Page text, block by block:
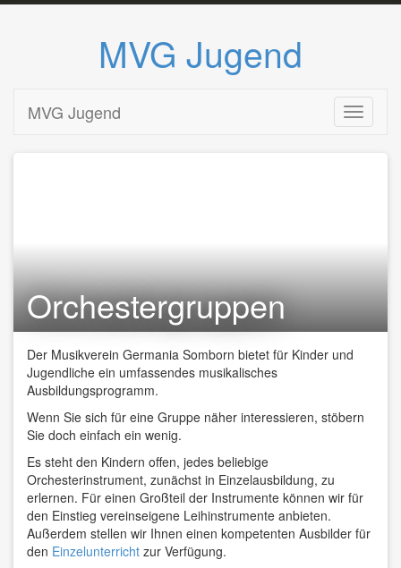
MVG Jugend
Inhalt
Toggle
MVG Jugend
Orchestergruppen
Der Musikverein Germania Somborn bietet für Kinder und
Jugendliche ein umfassendes musikalisches
Ausbildungsprogramm.
Wenn Sie sich für eine Gruppe näher interessieren, stöbern
Sie doch einfach ein wenig.
Es steht den Kindern offen, jedes beliebige
Orchesterinstrument, zunächst in Einzelausbildung, zu
erlernen. Für einen Großteil der Instrumente können wir für
den Einstieg vereinseigene Leihinstrumente anbieten.
Außerdem stellen wir Ihnen einen kompetenten Ausbilder für
den Einzelunterricht zur Verfügung.